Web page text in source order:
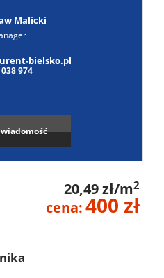
Malicki
bielsko.pl
974
20,49 zł/m2
cena:400 zł